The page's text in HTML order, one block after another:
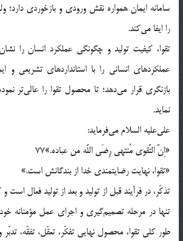
سامانه ايمان همواره نقش ورودى و بازخوردى
را ايفا مى‌كند.
تقوا، كيفيت توليد و چگونگى عملكرد انسان را
عملكردهاى انسانى را با استانداردهاى تشريعى و
بازنگرى قرار مى‌دهد؛ تا محصول تقوا را عالى‌تر
نمايد.
على‌عليه السلام مى‌فرمايد:
«اِنَّ التَّقوى مُنتهى رِضَى اللَّه من عباده.»77
«تقوا، نهايت رضايتمندى خدا از بندگانش است.»
تذكّر، در فرآيند قبل از توليد و بعد از توليد فعال است و
تنها در مرحله تصميم‌گيرى و اجراى عمل مؤمنانه
طور كلى تقوا، محصول نهايى تفكّر، تعقّل، تفقّه، تدبّر